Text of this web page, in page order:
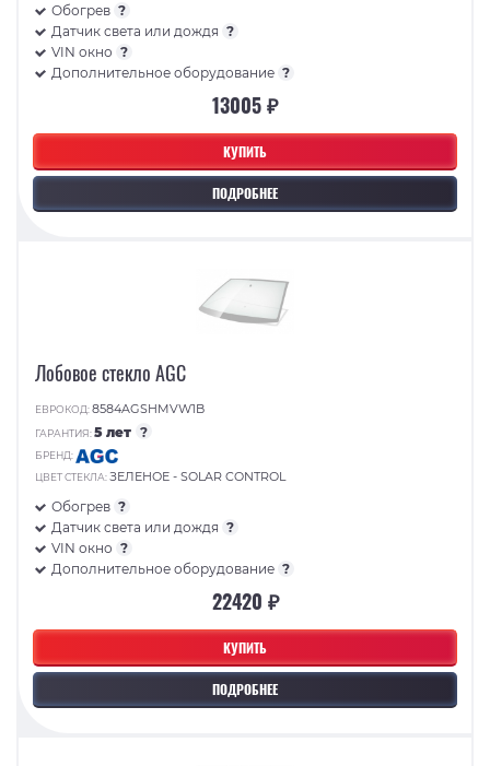
КУПИТЬ
ПОДРОБНЕЕ
Обогрев ?
Датчик света или дождя ?
VIN окно ?
Дополнительное оборудование ?
13005 ₽
КУПИТЬ
ПОДРОБНЕЕ
Лобовое стекло AGC
ЕВРОКОД:8584AGSHMVW1B
ГАРАНТИЯ:5 лет ?
БРЕНД:
ЦВЕТ СТЕКЛА:ЗЕЛЕНОЕ - SOLAR CONTROL
Обогрев ?
Датчик света или дождя ?
VIN окно ?
Дополнительное оборудование ?
22420 ₽